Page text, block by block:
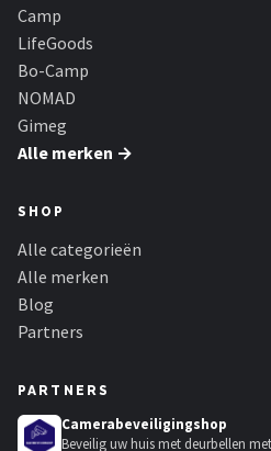
Camp
LifeGoods
Bo-Camp
NOMAD
Gimeg
Alle merken →
SHOP
Alle categorieën
Alle merken
Blog
Partners
PARTNERS
Camerabeveiligingshop
Beveilig uw huis met deurbellen